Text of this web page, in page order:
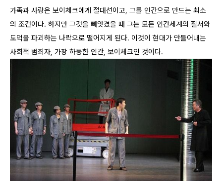
가족과 사랑은 보이체크에게 절대선이고, 그를 인간으로 만드는 최소
의 조건이다. 하지만 그것을 빼앗겼을 때 그는 모든 인간세계의 질서와
도덕을 파괴하는 나락으로 떨어지게 된다. 이것이 현대가 만들어내는
사회적 범죄자, 가장 하등한 인간, 보이체크인 것이다.